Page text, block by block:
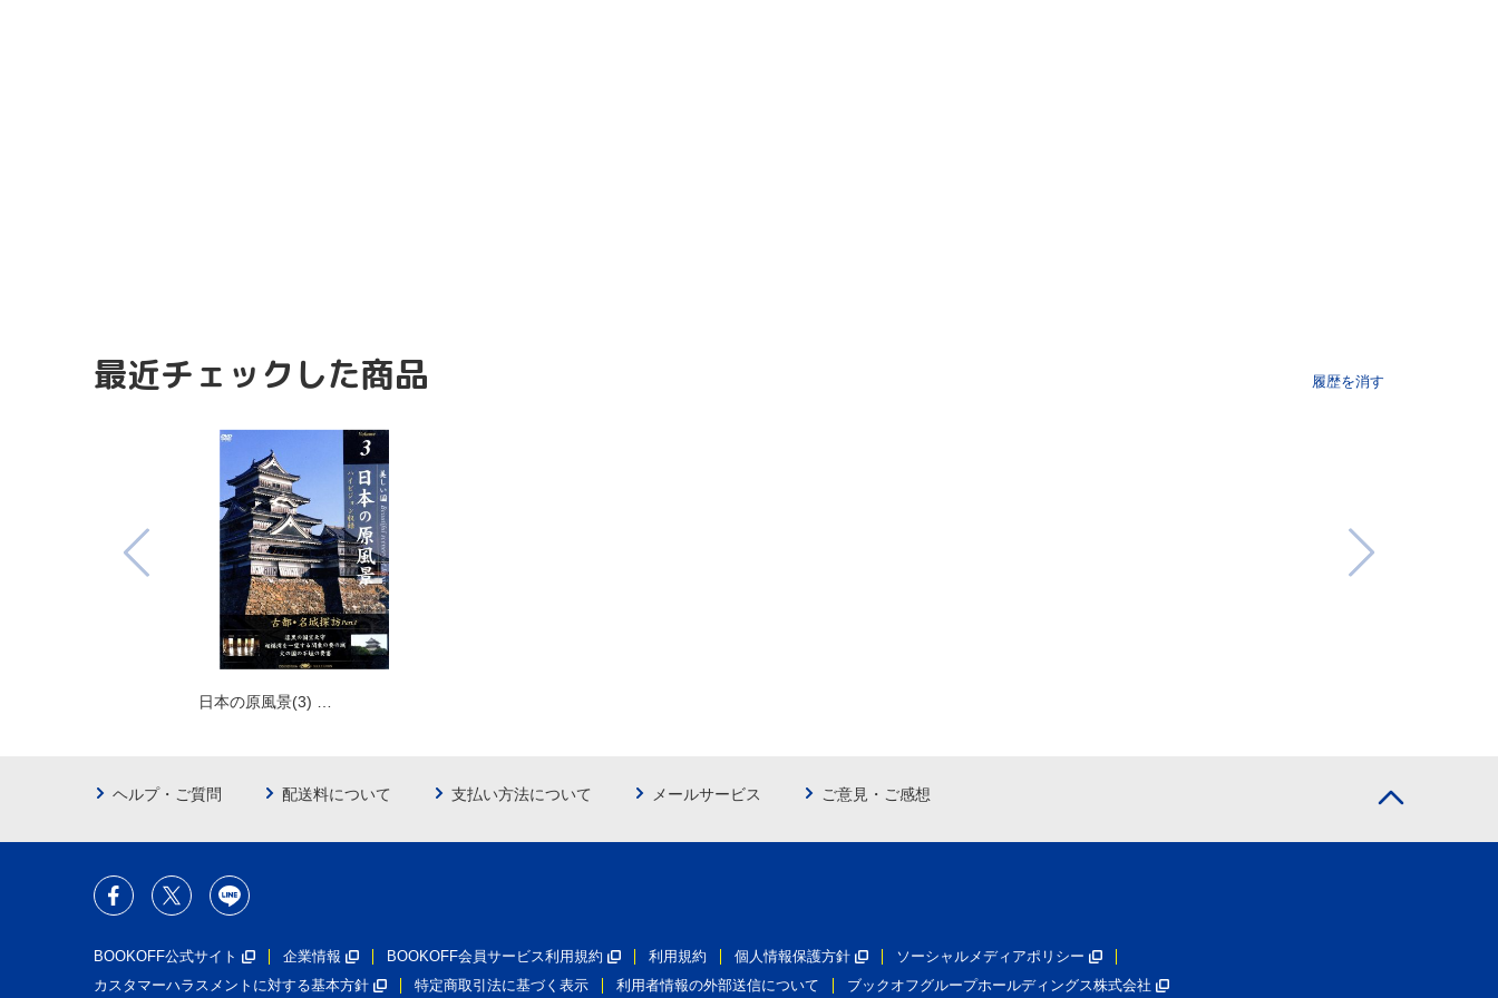
最近チェックした商品 履歴を消す
日本の原風景(3) …
ヘルプ・ご質問 配送料について 支払い方法について メールサービス ご意見・ご感想
BOOKOFF公式サイト 企業情報 BOOKOFF会員サービス利用規約 利用規約 個人情報保護方針
ソーシャルメディアポリシー
カスタマーハラスメントに対する基本方針
特定商取引法に基づく表示 利用者情報の外部送信について ブックオフグループホールディングス株式会社